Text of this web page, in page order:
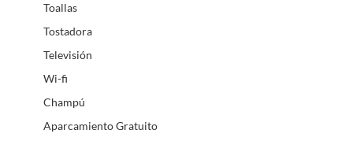
Toallas
Tostadora
Televisión
Wi-fi
Champú
Aparcamiento Gratuito